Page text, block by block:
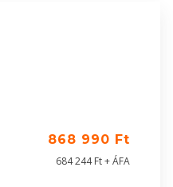
868 990 Ft
684 244 Ft + ÁFA